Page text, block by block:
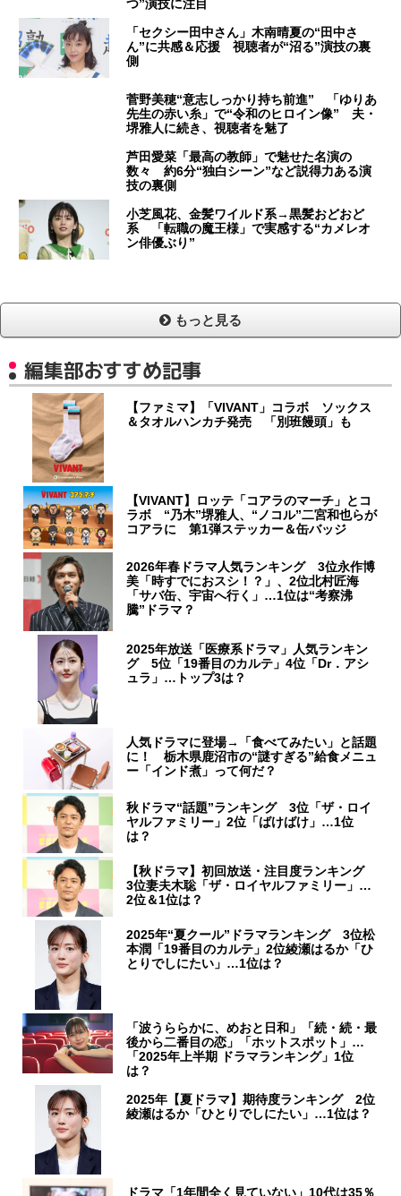
つ”演技に注目
「セクシー田中さん」木南晴夏の“田中さ
ん”に共感＆応援 視聴者が“沼る”演技の裏
側
菅野美穂“意志しっかり持ち前進” 「ゆりあ
先生の赤い糸」で“令和のヒロイン像” 夫・
堺雅人に続き、視聴者を魅了
芦田愛菜「最高の教師」で魅せた名演の
数々 約6分“独白シーン”など説得力ある演
技の裏側
小芝風花、金髪ワイルド系→黒髪おどおど
系 「転職の魔王様」で実感する“カメレオ
ン俳優ぶり”
もっと見る
編集部おすすめ記事
【ファミマ】「VIVANT」コラボ ソックス
＆タオルハンカチ発売 「別班饅頭」も
【VIVANT】ロッテ「コアラのマーチ」とコ
ラボ “乃木”堺雅人、“ノコル”二宮和也らが
コアラに 第1弾ステッカー＆缶バッジ
2026年春ドラマ人気ランキング 3位永作博
美「時すでにおスシ！？」、2位北村匠海
「サバ缶、宇宙へ行く」…1位は“考察沸
騰”ドラマ？
2025年放送「医療系ドラマ」人気ランキン
グ 5位「19番目のカルテ」4位「Dr．アシ
ュラ」…トップ3は？
人気ドラマに登場→「食べてみたい」と話題
に！ 栃木県鹿沼市の“謎すぎる”給食メニュ
ー「インド煮」って何だ？
秋ドラマ“話題”ランキング 3位「ザ・ロイ
ヤルファミリー」2位「ばけばけ」…1位
は？
【秋ドラマ】初回放送・注目度ランキング
3位妻夫木聡「ザ・ロイヤルファミリー」…
2位＆1位は？
2025年“夏クール”ドラマランキング 3位松
本潤「19番目のカルテ」2位綾瀬はるか「ひ
とりでしにたい」…1位は？
「波うららかに、めおと日和」「続・続・最
後から二番目の恋」「ホットスポット」…
「2025年上半期 ドラマランキング」1位
は？
2025年【夏ドラマ】期待度ランキング 2位
綾瀬はるか「ひとりでしにたい」…1位は？
ドラマ「1年間全く見ていない」10代は35％